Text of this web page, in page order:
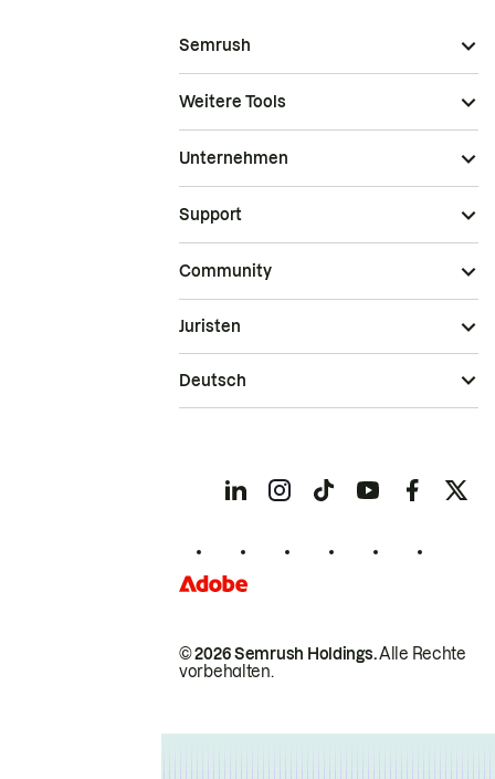
Semrush
Weitere Tools
Unternehmen
Support
Community
© 2026 Semrush Holdings.Alle Rechte
vorbehalten.
Juristen
Deutsch